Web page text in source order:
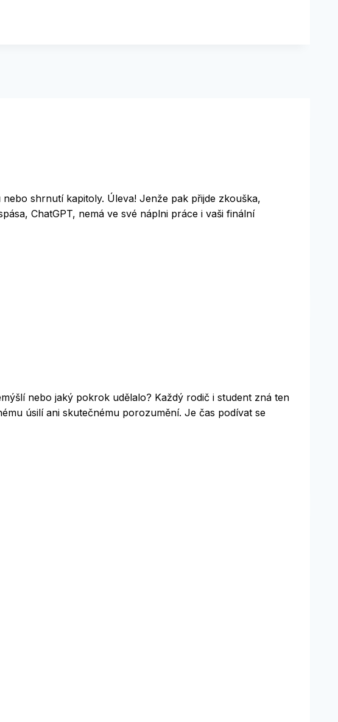
shrnutí kapitoly. Úleva! Jenže pak přijde zkouška,
ChatGPT, nemá ve své náplni práce i vaši finální
nebo jaký pokrok udělalo? Každý rodič i student zná ten
úsilí ani skutečnému porozumění. Je čas podívat se